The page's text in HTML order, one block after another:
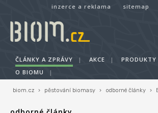
inzerce a reklama sitemap
ČLÁNKY A ZPRÁVY | AKCE | PRODUKTY
O BIOMU
|
biom.cz › pěstování biomasy › odborné články ›